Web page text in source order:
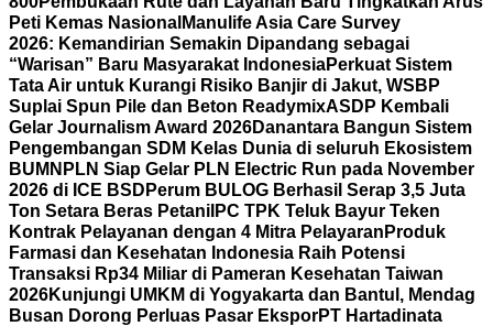
Peti Kemas Nasional Manulife Asia Care Survey
2026: Kemandirian Semakin Dipandang sebagai
“Warisan” Baru Masyarakat IndonesiaPerkuat Sistem
Tata Air untuk Kurangi Risiko Banjir di Jakut, WSBP
Suplai Spun Pile dan Beton ReadymixASDP Kembali
Gelar Journalism Award 2026Danantara Bangun Sistem
Pengembangan SDM Kelas Dunia di seluruh Ekosistem
BUMN PLN Siap Gelar PLN Electric Run pada November
2026 di ICE BSD Perum BULOG Berhasil Serap 3,5 Juta
Ton Setara Beras Petani IPC TPK Teluk Bayur Teken
Kontrak Pelayanan dengan 4 Mitra Pelayaran Produk
Farmasi dan Kesehatan Indonesia Raih Potensi
Transaksi Rp34 Miliar di Pameran Kesehatan Taiwan
2026Kunjungi UMKM di Yogyakarta dan Bantul, Mendag
Busan Dorong Perluas Pasar EksporPT Hartadinata